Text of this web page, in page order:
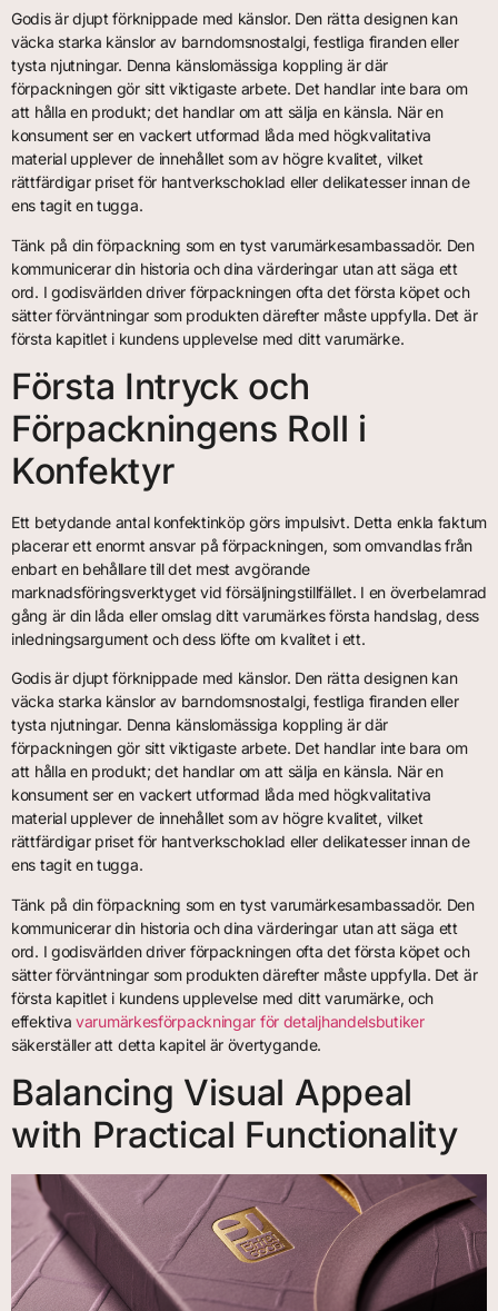
Godis är djupt förknippade med känslor. Den rätta designen kan
väcka starka känslor av barndomsnostalgi, festliga firanden eller
tysta njutningar. Denna känslomässiga koppling är där
förpackningen gör sitt viktigaste arbete. Det handlar inte bara om
att hålla en produkt; det handlar om att sälja en känsla. När en
konsument ser en vackert utformad låda med högkvalitativa
material upplever de innehållet som av högre kvalitet, vilket
rättfärdigar priset för hantverkschoklad eller delikatesser innan de
ens tagit en tugga.
Tänk på din förpackning som en tyst varumärkesambassadör. Den
kommunicerar din historia och dina värderingar utan att säga ett
ord. I godisvärlden driver förpackningen ofta det första köpet och
sätter förväntningar som produkten därefter måste uppfylla. Det är
första kapitlet i kundens upplevelse med ditt varumärke.
Första Intryck och
Förpackningens Roll i
Konfektyr
Ett betydande antal konfektinköp görs impulsivt. Detta enkla faktum
placerar ett enormt ansvar på förpackningen, som omvandlas från
enbart en behållare till det mest avgörande
marknadsföringsverktyget vid försäljningstillfället. I en överbelamrad
gång är din låda eller omslag ditt varumärkes första handslag, dess
inledningsargument och dess löfte om kvalitet i ett.
Godis är djupt förknippade med känslor. Den rätta designen kan
väcka starka känslor av barndomsnostalgi, festliga firanden eller
tysta njutningar. Denna känslomässiga koppling är där
förpackningen gör sitt viktigaste arbete. Det handlar inte bara om
att hålla en produkt; det handlar om att sälja en känsla. När en
konsument ser en vackert utformad låda med högkvalitativa
material upplever de innehållet som av högre kvalitet, vilket
rättfärdigar priset för hantverkschoklad eller delikatesser innan de
ens tagit en tugga.
Tänk på din förpackning som en tyst varumärkesambassadör. Den
kommunicerar din historia och dina värderingar utan att säga ett
ord. I godisvärlden driver förpackningen ofta det första köpet och
sätter förväntningar som produkten därefter måste uppfylla. Det är
första kapitlet i kundens upplevelse med ditt varumärke, och
effektivavarumärkesförpackningar för detaljhandelsbutiker
säkerställer att detta kapitel är övertygande.
Balancing Visual Appeal
with Practical Functionality